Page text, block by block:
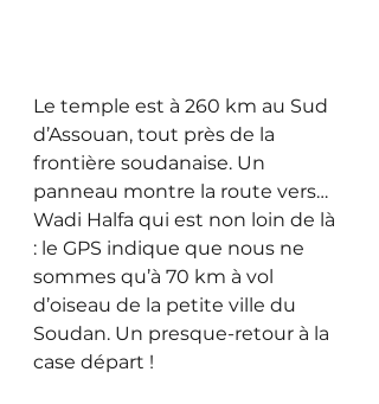
Le temple est à 260 km au Sud
d’Assouan, tout près de la
frontière soudanaise. Un
panneau montre la route vers…
Wadi Halfa qui est non loin de là
: le GPS indique que nous ne
sommes qu’à 70 km à vol
d’oiseau de la petite ville du
Soudan. Un presque-retour à la
case départ !